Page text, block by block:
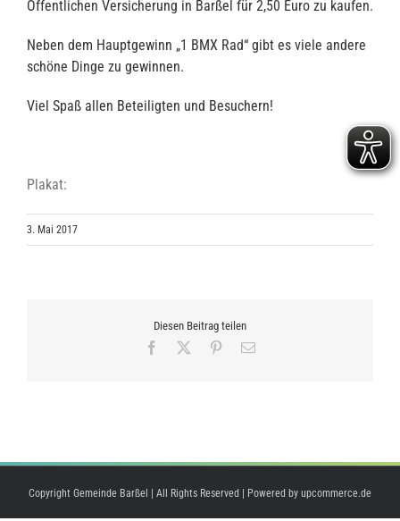
Öffentlichen Versicherung in Barßel für 2,50 Euro zu kaufen.
Neben dem Hauptgewinn „1 BMX Rad“ gibt es viele andere
schöne Dinge zu gewinnen.
Viel Spaß allen Beteiligten und Besuchern!
Plakat:
3. Mai 2017
Diesen Beitrag teilen
Facebook Pinterest
E-
Copyright Gemeinde Barßel | All Rights Reserved | Powered by upcommerce.de